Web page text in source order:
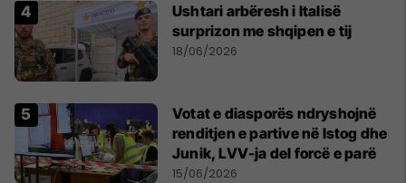
Ushtari arbëresh i Italisë
surprizon me shqipen e tij
18/06/2026
Votat e diasporës ndryshojnë
renditjen e partive në Istog dhe
Junik, LVV-ja del forcë e parë
15/06/2026